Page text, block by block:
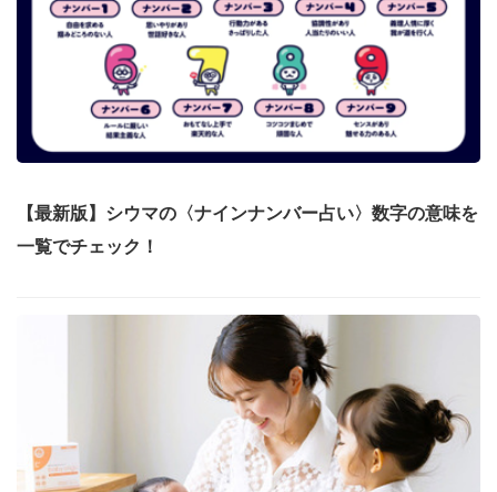
【最新版】シウマの〈ナインナンバー占い〉数字の意味を
一覧でチェック！